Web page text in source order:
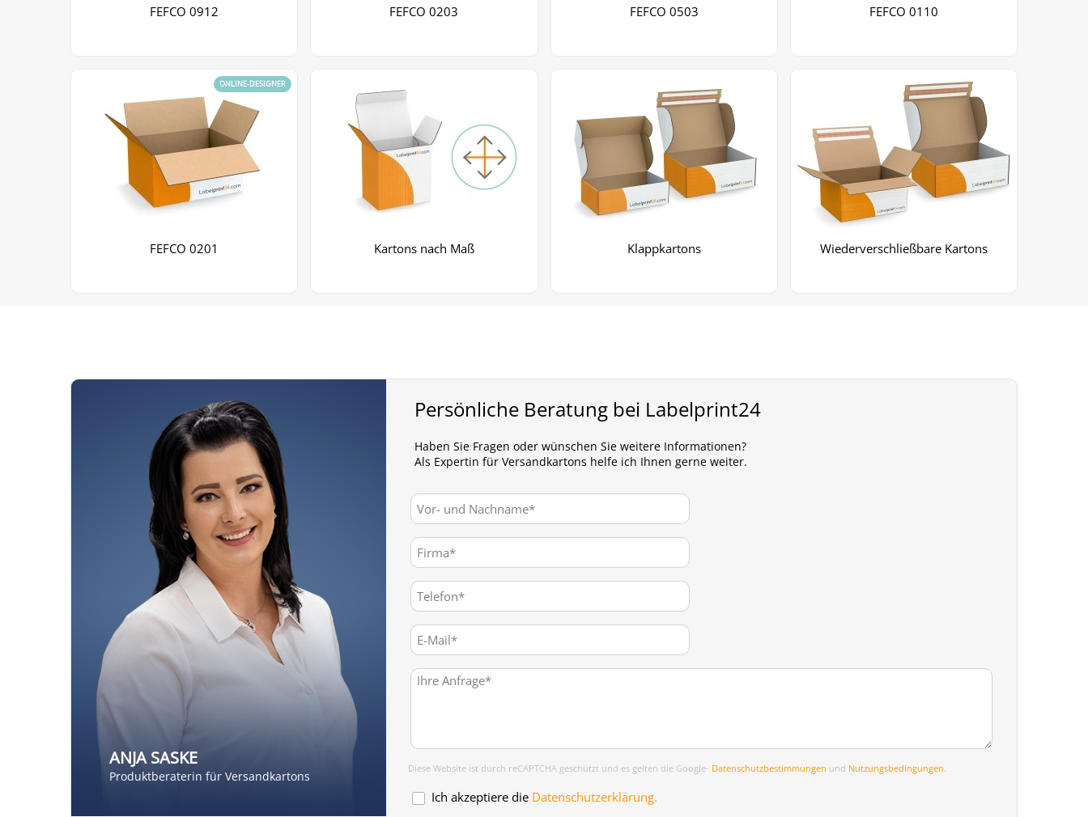
FEFCO 0912 FEFCO 0203 FEFCO 0503 FEFCO 0110
FEFCO 0201
ONLINE-DESIGNER
Kartons nach Maß Klappkartons Wiederverschließbare Kartons
ANJA SASKE
Produktberaterin für Versandkartons
Persönliche Beratung bei Labelprint24
Haben Sie Fragen oder wünschen Sie weitere Informationen?
Als Expertin für Versandkartons helfe ich Ihnen gerne weiter.
Diese Website ist durch reCAPTCHA geschützt und es gelten die Google- Datenschutzbestimmungen und Nutzungsbedingungen.
Ich akzeptiere die Datenschutzerklärung.